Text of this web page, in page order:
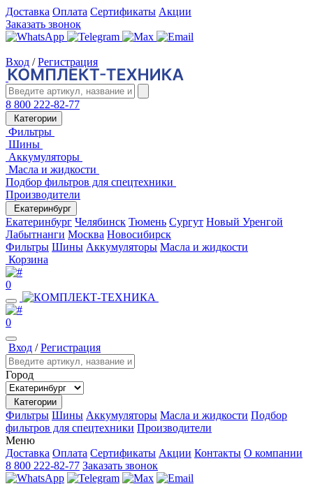
Доставка Оплата Сертификаты Акции
Заказать звонок
Вход / Регистрация
8 800 222-82-77
Категории
Фильтры
Шины
Аккумуляторы
Масла и жидкости
Подбор фильтров для спецтехники
Производители
Екатеринбург
Екатеринбург Челябинск Тюмень Сургут Новый Уренгой
Лабытнанги Москва Новосибирск
Фильтры Шины Аккумуляторы Масла и жидкости
Корзина
0
0
Вход /Регистрация
Город
Категории
Фильтры Шины Аккумуляторы Масла и жидкости Подбор
фильтров для спецтехники Производители
Меню
Доставка Оплата Сертификаты Акции Контакты О компании
8 800 222-82-77 Заказать звонок